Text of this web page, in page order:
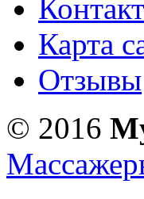
NM-80
Карта
Отзывы
© 2016